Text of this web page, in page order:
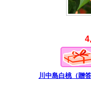
川中島白桃（贈